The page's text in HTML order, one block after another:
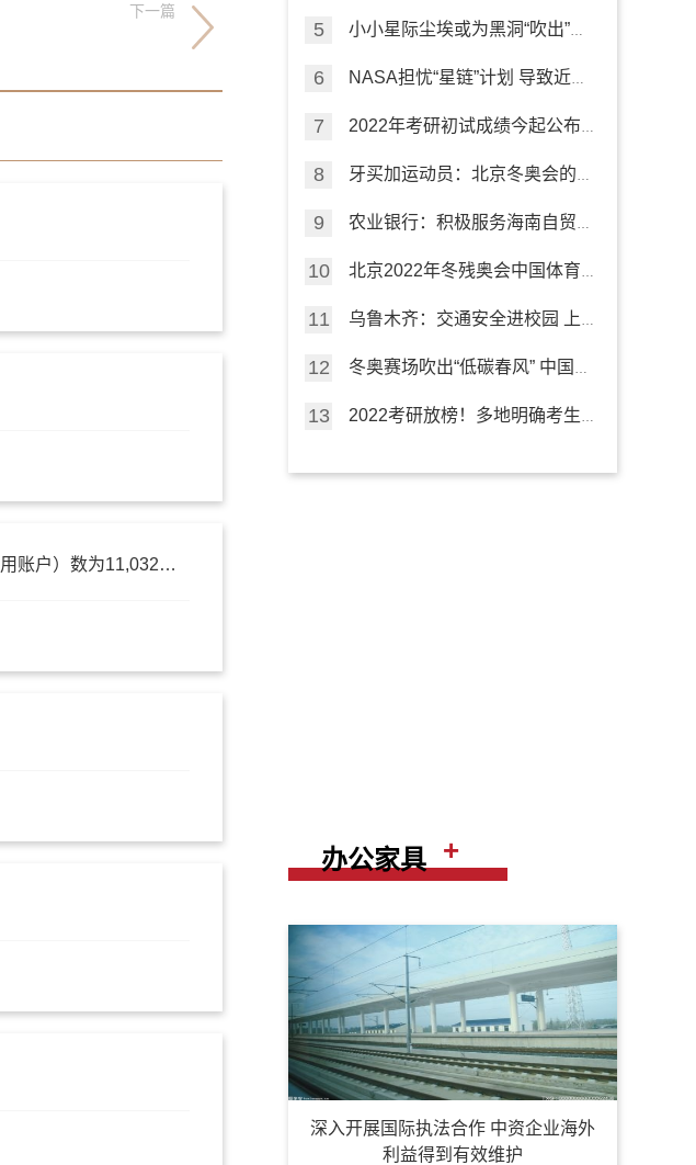
下一篇
锡装股份：截至2023年8月18日收盘后，公司股份持有人（合并普通账户和融资融券信用账户）数为11,032户，机构投资者户数为884户
小小星际尘埃或为黑洞“吹出”的
NASA担忧“星链”计划 导致近地
2022年考研初试成绩今起公布
牙买加运动员：北京冬奥会的精
农业银行：积极服务海南自贸港
北京2022年冬残奥会中国体育
乌鲁木齐：交通安全进校园 上
冬奥赛场吹出“低碳春风” 中国行
2022考研放榜！多地明确考生
办公家具 +
深入开展国际执法合作 中资企业海外
利益得到有效维护